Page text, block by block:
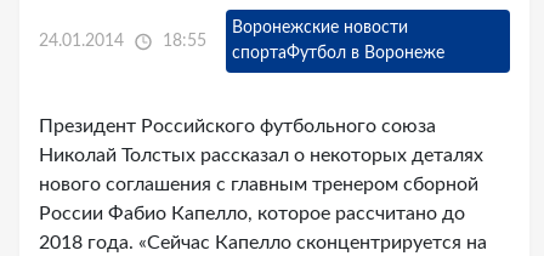
24.01.2014 18:55
Воронежские новости
спортаФутбол в Воронеже
Президент Российского футбольного союза
Николай Толстых рассказал о некоторых деталях
нового соглашения с главным тренером сборной
России Фабио Капелло, которое рассчитано до
2018 года. «Сейчас Капелло сконцентрируется на